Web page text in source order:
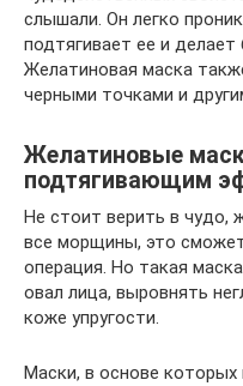
слышали. Он легко
подтягивает ее и делает
Желатиновая маска
черными точками и
Желатиновые
подтягивающим
Не стоит верить в чудо,
все морщины, это
операция. Но такая
овал лица, выровнять
коже упругости.
Маски, в основе которых